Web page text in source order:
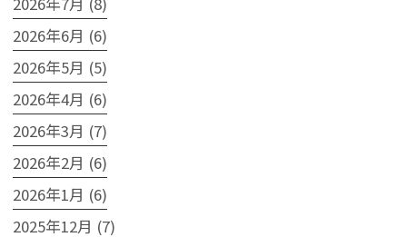
2026年6月 (6)
2026年5月 (5)
2026年4月 (6)
2026年3月 (7)
2026年2月 (6)
2026年1月 (6)
2025年12月 (7)